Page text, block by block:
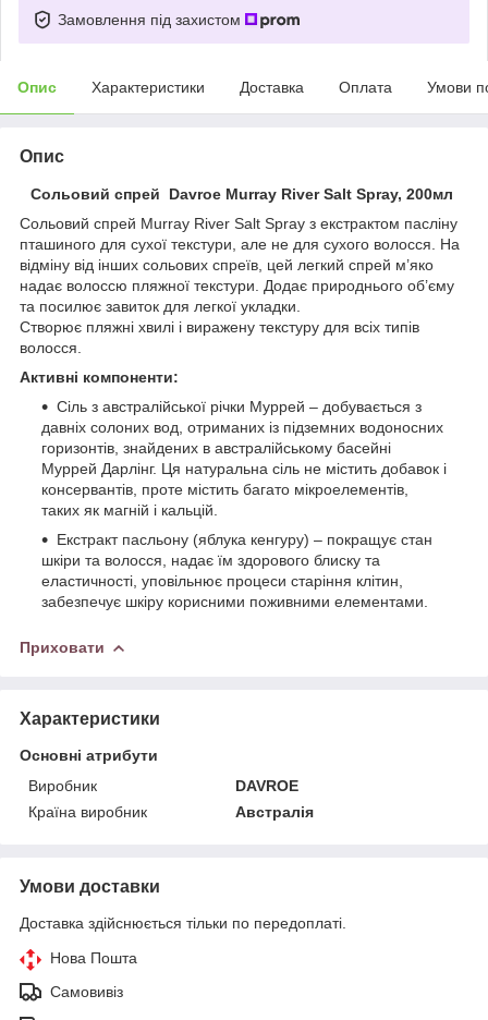
Замовлення під захистом
Опис Характеристики Доставка Оплата Умови
Опис
Сольовий спрей Davroe Murray River Salt Spray, 200мл
Сольовий спрей Murray River Salt Spray з екстрактом пасліну
пташиного для сухої текстури, але не для сухого волосся. На
відміну від інших сольових спреїв, цей легкий спрей м’яко
надає волоссю пляжної текстури. Додає природнього об’єму
та посилює завиток для легкої укладки.
Створює пляжні хвилі і виражену текстуру для всіх типів
волосся.
Активні компоненти:
Сіль з австралійської річки Муррей – добувається з
давніх солоних вод, отриманих із підземних водоносних
горизонтів, знайдених в австралійському басейні
Муррей Дарлінг. Ця натуральна сіль не містить добавок і
консервантів, проте містить багато мікроелементів,
таких як магній і кальцій.
Екстракт пасльону (яблука кенгуру) – покращує стан
шкіри та волосся, надає їм здорового блиску та
еластичності, уповільнює процеси старіння клітин,
забезпечує шкіру корисними поживними елементами.
Приховати
Характеристики
Основні атрибути
Виробник
DAVROE
Країна виробник
Австралія
Умови доставки
Доставка здійснюється тільки по передоплаті.
Нова Пошта
Самовивіз